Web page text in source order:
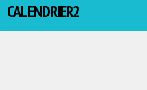
CALENDRIER2